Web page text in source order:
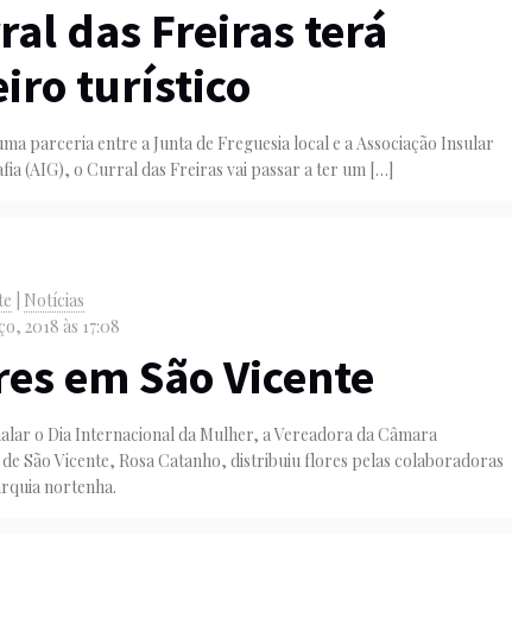
das Freiras terá
turístico
parceria entre a Junta de Freguesia local e a Associação Insular
(AIG), o Curral das Freiras vai passar a ter um […]
Notícias
2018 às 17:08
em São Vicente
o Dia Internacional da Mulher, a Vereadora da Câmara
São Vicente, Rosa Catanho, distribuiu flores pelas colaboradoras
nortenha.